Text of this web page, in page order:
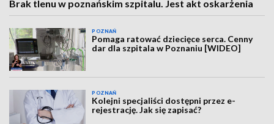
Brak tlenu w poznańskim szpitalu. Jest akt oskarżenia
POZNAŃ
Pomaga ratować dziecięce serca. Cenny
dar dla szpitala w Poznaniu [WIDEO]
POZNAŃ
Kolejni specjaliści dostępni przez e-
rejestrację. Jak się zapisać?